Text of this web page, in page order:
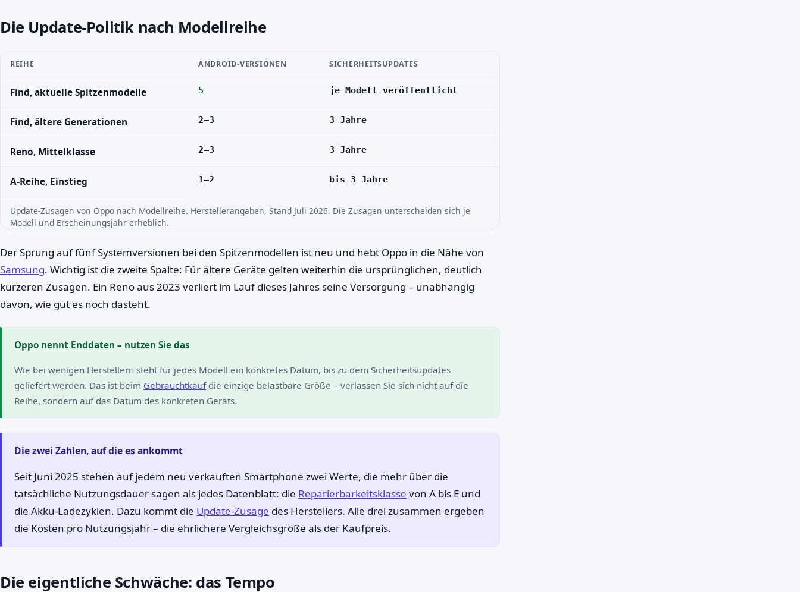
Die Update-Politik nach Modellreihe
Update-Zusagen von Oppo nach Modellreihe. Herstellerangaben, Stand Juli 2026. Die Zusagen unterscheiden sich je
Modell und Erscheinungsjahr erheblich.
REIHE ANDROID-VERSIONEN SICHERHEITSUPDATES
Find, aktuelle Spitzenmodelle 5 je Modell veröffentlicht
Find, ältere Generationen 2–3 3 Jahre
Reno, Mittelklasse 2–3 3 Jahre
A-Reihe, Einstieg 1–2 bis 3 Jahre
Der Sprung auf fünf Systemversionen bei den Spitzenmodellen ist neu und hebt Oppo in die Nähe von
Samsung. Wichtig ist die zweite Spalte: Für ältere Geräte gelten weiterhin die ursprünglichen, deutlich
kürzeren Zusagen. Ein Reno aus 2023 verliert im Lauf dieses Jahres seine Versorgung – unabhängig
davon, wie gut es noch dasteht.
Oppo nennt Enddaten – nutzen Sie das
Wie bei wenigen Herstellern steht für jedes Modell ein konkretes Datum, bis zu dem Sicherheitsupdates
geliefert werden. Das ist beim Gebrauchtkaufdie einzige belastbare Größe – verlassen Sie sich nicht auf die
Reihe, sondern auf das Datum des konkreten Geräts.
Die zwei Zahlen, auf die es ankommt
Seit Juni 2025 stehen auf jedem neu verkauften Smartphone zwei Werte, die mehr über die
tatsächliche Nutzungsdauer sagen als jedes Datenblatt: die Reparierbarkeitsklasse von A bis E und
die Akku-Ladezyklen. Dazu kommt die Update-Zusage des Herstellers. Alle drei zusammen ergeben
die Kosten pro Nutzungsjahr – die ehrlichere Vergleichsgröße als der Kaufpreis.
Die eigentliche Schwäche: das Tempo